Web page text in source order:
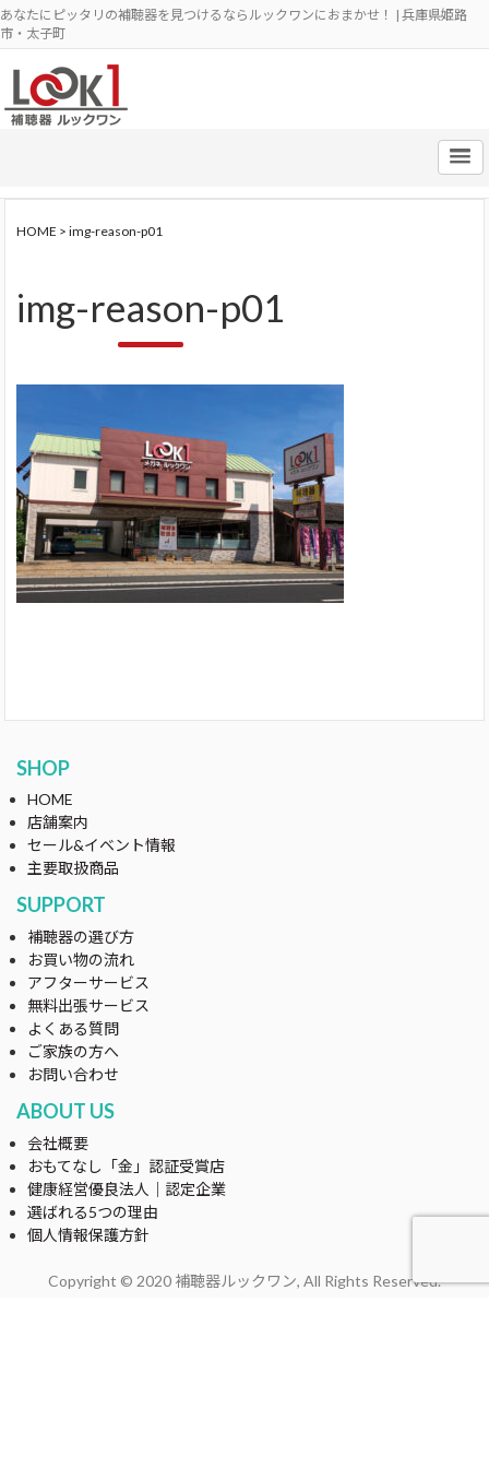
あなたにピッタリの補聴器を見つけるならルックワンにおまかせ！ | 兵庫県姫路
市・太子町
HOME >img-reason-p01
img-reason-p01
SHOP
HOME
店舗案内
セール&イベント情報
主要取扱商品
SUPPORT
補聴器の選び方
お買い物の流れ
アフターサービス
無料出張サービス
よくある質問
ご家族の方へ
お問い合わせ
ABOUT US
会社概要
おもてなし「金」認証受賞店
健康経営優良法人｜認定企業
選ばれる5つの理由
個人情報保護方針
Copyright © 2020 補聴器ルックワン, All Rights Reserved.